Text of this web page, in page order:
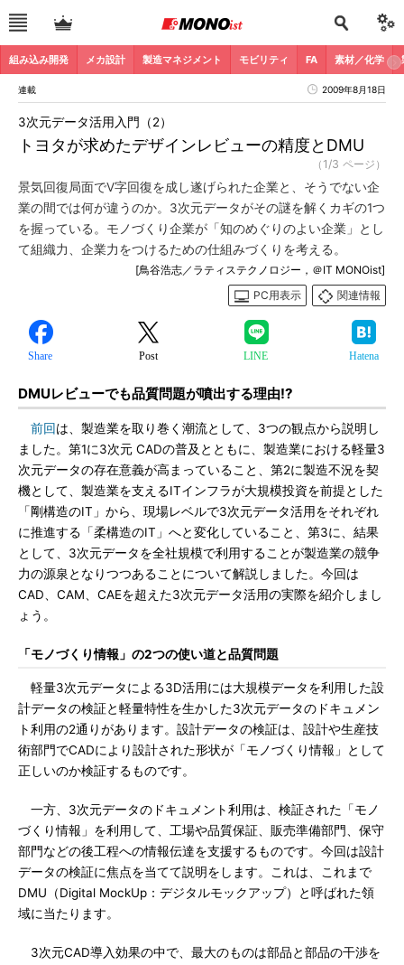
組み込み開発 メカ設計 製造マネジメント モビリティ FA 素材／化学
連載 2009年8月18日
トヨタが求めたデザインレビューの精度とDMU
3次元データ活用入門（2）
（1/3 ページ）
景気回復局面でV字回復を成し遂げられた企業と、そうでない企
業の間では何が違うのか。3次元データがその謎を解くカギの1つ
を握っている。モノづくり企業が「知のめぐりのよい企業」とし
て組織力、企業力をつけるための仕組みづくりを考える。
[鳥谷浩志／ラティステクノロジー，＠IT MONOist]
PC用表示
関連情報
Share Post LINE Hatena
DMUレビューでも品質問題が噴出する理由!?
前回は、製造業を取り巻く潮流として、3つの観点から説明し
ました。第1に3次元 CADの普及とともに、製造業における軽量3
次元データの存在意義が高まっていること、第2に製造不況を契
機として、製造業を支えるITインフラが大規模投資を前提とした
「剛構造のIT」から、現場レベルで3次元データ活用をそれぞれ
に推進する「柔構造のIT」へと変化していること、第3に、結果
として、3次元データを全社規模で利用することが製造業の競争
力の源泉となりつつあることについて解説しました。今回は
CAD、CAM、CAEを超えた3次元データ活用の実際を紹介しまし
ょう。
「モノづくり情報」の2つの使い道と品質問題
軽量3次元データによる3D活用には大規模データを利用した設
計データの検証と軽量特性を生かした3次元データのドキュメン
ト利用の2通りがあります。設計データの検証は、設計や生産技
術部門でCADにより設計された形状が「モノづくり情報」として
正しいのか検証するものです。
一方、3次元データのドキュメント利用は、検証された「モノ
づくり情報」を利用して、工場や品質保証、販売準備部門、保守
部門などの後工程への情報伝達を支援するものです。今回は設計
データの検証に焦点を当てて説明をします。これは、これまで
DMU（Digital MockUp：デジタルモックアップ）と呼ばれた領
域に当たります。
3次元CAD導入効果の中で、最大のものは部品と部品の干渉を